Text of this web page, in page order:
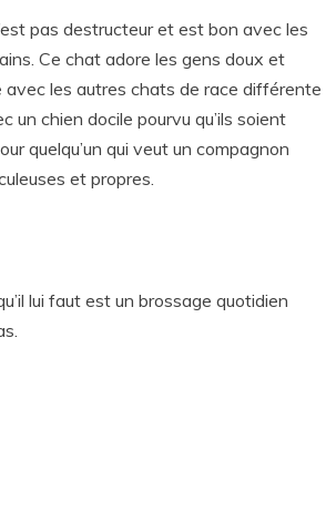
pas destructeur et est bon avec les
Ce chat adore les gens doux et
avec les autres chats de race différente
un chien docile pourvu qu’ils soient
quelqu’un qui veut un compagnon
et propres.
lui faut est un brossage quotidien